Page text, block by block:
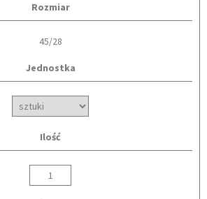
Rozmiar
45/28
Jednostka
Ilość